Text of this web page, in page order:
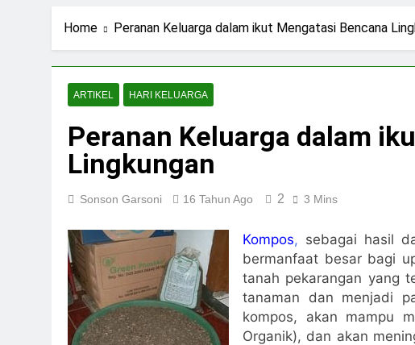
Biodigester: Panduan
Teknologi
Waste To Energy:
7 Hari Ago
Solusi Sampah Industri
1 Minggu Ago
Teknologi Lingkungan
1 Minggu Ago
Home Peranan Keluarga dalam ikut Mengatasi Bencana
ARTIKEL HARI KELUARGA
Peranan Keluarga dalam
Lingkungan
Sonson Garsoni 16 Tahun Ago 2 3 Mins
Kompos, sebagai hasil
bermanfaat besar bagi
tanah pekarangan yang
tanaman dan menjadi
kompos, akan mampu
Organik), dan akan